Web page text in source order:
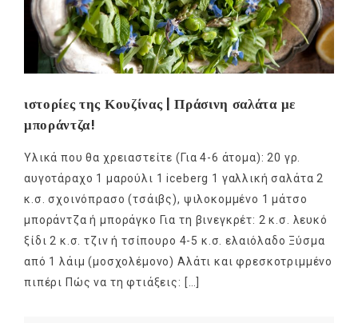
ιστορίες της Κουζίνας | Πράσινη σαλάτα με
μποράντζα!
Υλικά που θα χρειαστείτε (Για 4-6 άτομα): 20 γρ.
αυγοτάραχο 1 μαρούλι 1 iceberg 1 γαλλική σαλάτα 2
κ.σ. σχοινόπρασο (τσάιβς), ψιλοκομμένο 1 μάτσο
μποράντζα ή μποράγκο Για τη βινεγκρέτ: 2 κ.σ. λευκό
ξίδι 2 κ.σ. τζιν ή τσίπουρο 4-5 κ.σ. ελαιόλαδο Ξύσμα
από 1 λάιμ (μοσχολέμονο) Αλάτι και φρεσκοτριμμένο
πιπέρι Πώς να τη φτιάξεις: […]